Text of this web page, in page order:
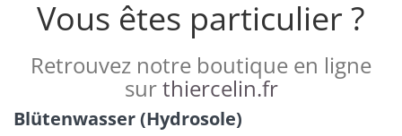
Vous êtes particulier ?
Retrouvez notre boutique en ligne
surthiercelin.fr
Blütenwasser (Hydrosole)